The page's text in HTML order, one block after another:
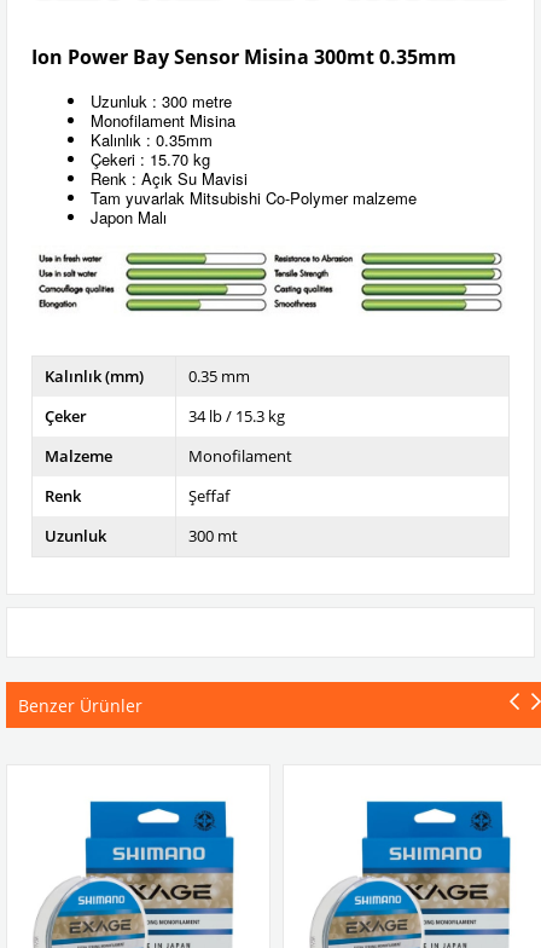
Ion Power Bay Sensor Misina 300mt 0.35mm
Uzunluk : 300 metre
Monofilament Misina
Kalınlık : 0.35mm
Çekeri : 15.70 kg
Renk : Açık Su Mavisi
Tam yuvarlak Mitsubishi Co-Polymer malzeme
Japon Malı
Kalınlık (mm)
0.35 mm
Çeker
34 lb / 15.3 kg
Malzeme
Monofilament
Renk
Şeffaf
Uzunluk
300 mt
Benzer Ürünler